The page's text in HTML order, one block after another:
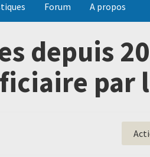
Forum A propos
depuis
par